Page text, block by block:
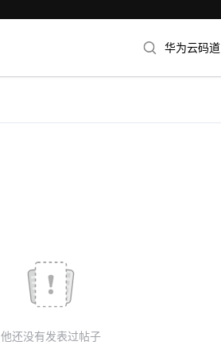
华为云码道
他还没有发表过帖子